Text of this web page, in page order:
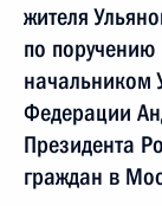
жителя
по
начальником
Федерации
Президента
граждан в